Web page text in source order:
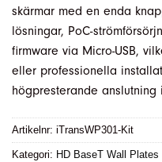
skärmar med en enda
lösningar, PoC-
firmware via Micro-USB,
eller professionella
högpresterande
Artikelnr: iTransWP301-Kit
Kategori: HD BaseT Wall Plates